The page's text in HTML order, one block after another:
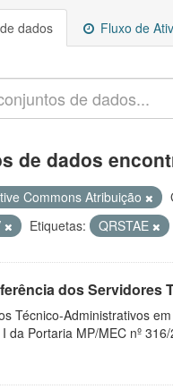
dados Fluxo de
de dados
Commons Atribuição
Etiquetas: QRSTAE
dos Servidores
Técnico-Administrativos
da Portaria MP/MEC nº